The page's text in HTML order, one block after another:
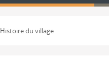
Histoire du village